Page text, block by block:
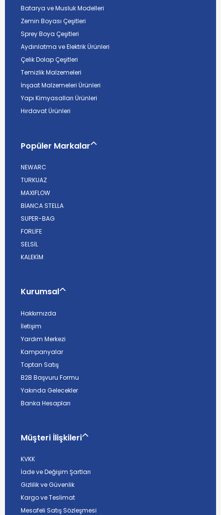
Batarya ve Musluk Modelleri
Zemin Boyası Çeşitleri
Sprey Boya Çeşitleri
Aydınlatma ve Elektrik Ürünleri
Çelik Dolap Çeşitleri
Temizlik Malzemeleri
İnşaat Malzemeleri Ürünleri
Yapı Kimyasalları Ürünleri
Hırdavat Ürünleri
Popüler Markalar
NEWARC
TURKUAZ
MAXIFLOW
BİANCA STELLA
SUPER-BAG
FORLİFE
SELSİL
KALEKİM
Kurumsal
Hakkımızda
İletişim
Yardım Merkezi
Kampanyalar
Toptan Satış
B2B Başvuru Formu
Yakında Gelecekler
Banka Hesapları
Müşteri İlişkileri
KVKK
İade ve Değişim Şartları
Gizlilik ve Güvenlik
Kargo ve Teslimat
Mesafeli Satış Sözleşmesi